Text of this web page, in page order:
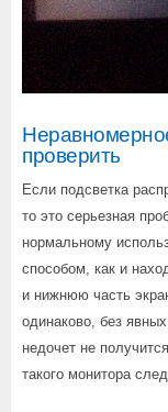
проверить
Если подсветка
то это серьезная
нормальному
способом, как и
и нижнюю часть
одинаково, без
недочет не
такого монитора